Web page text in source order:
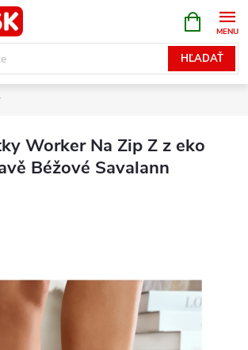
HĽADAŤ
KOŠÍK
Worker Na Zip Z z eko
Béžové Savalann